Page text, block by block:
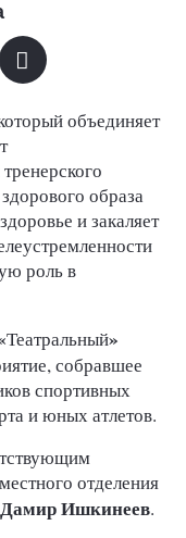
объединяет
образа
и закаляет
роль в
Театральный»
собравшее
спортивных
и юных атлетов.
отделения
Дамир Ишкинеев.